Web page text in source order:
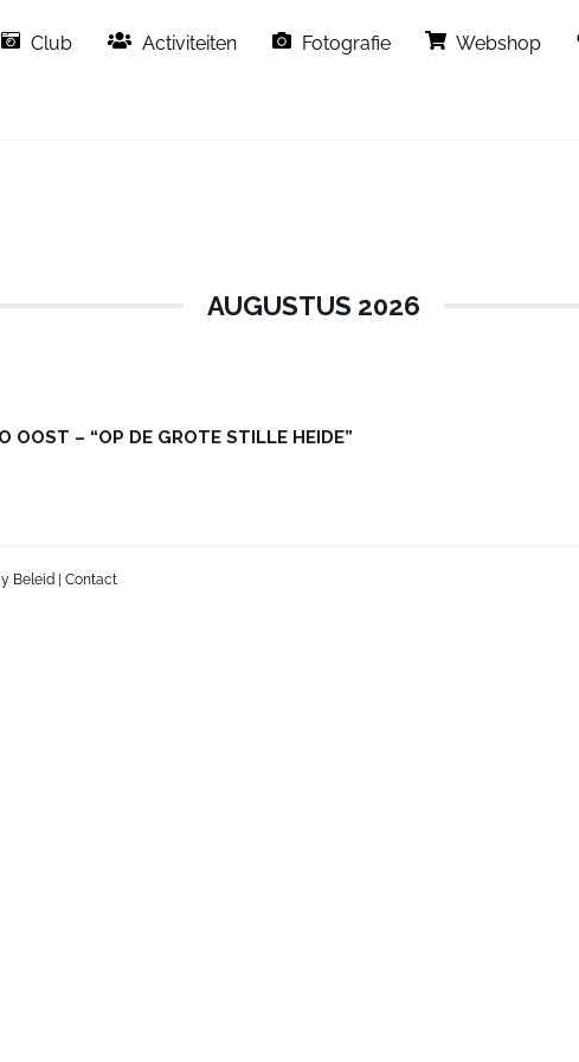
Club Activiteiten Fotografie Webshop
AUGUSTUS 2026
OOST – “OP DE GROTE STILLE HEIDE”
To
Beleid | Contact